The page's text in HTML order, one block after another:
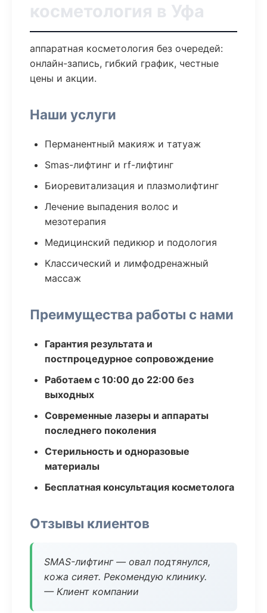
косметология в Уфа
аппаратная косметология без очередей:
онлайн-запись, гибкий график, честные
цены и акции.
Наши услуги
Перманентный макияж и татуаж
Smas-лифтинг и rf-лифтинг
Биоревитализация и плазмолифтинг
Лечение выпадения волос и
мезотерапия
Медицинский педикюр и подология
Классический и лимфодренажный
массаж
Преимущества работы с нами
Гарантия результата и
постпроцедурное сопровождение
Работаем с 10:00 до 22:00 без
выходных
Современные лазеры и аппараты
последнего поколения
Стерильность и одноразовые
материалы
Бесплатная консультация косметолога
Отзывы клиентов
SMAS-лифтинг — овал подтянулся,
кожа сияет. Рекомендую клинику.
— Клиент компании